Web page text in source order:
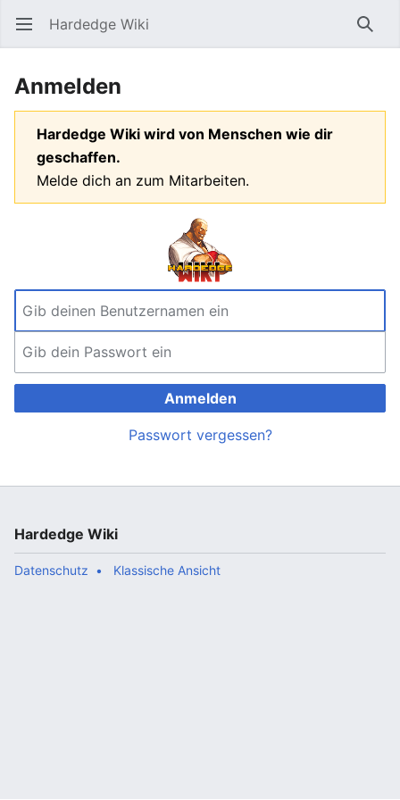
Hauptmenü öffnen Hardedge Wiki
Anmelden
Hardedge Wiki wird von Menschen wie dir
geschaffen.
Melde dich an zum Mitarbeiten.
Anmelden
Passwort vergessen?
Hardedge Wiki
Datenschutz Klassische Ansicht